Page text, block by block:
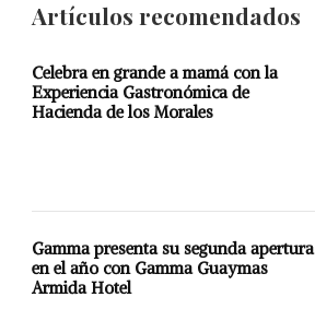
Artículos recomendados
Celebra en grande a mamá con la
Experiencia Gastronómica de
Hacienda de los Morales
Gamma presenta su segunda apertura
en el año con Gamma Guaymas
Armida Hotel